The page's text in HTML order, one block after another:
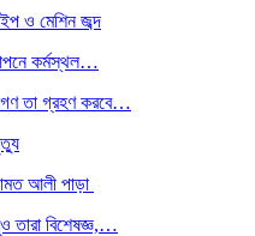
ও মেশিন জব্দ
কর্মস্থল…
তা গ্রহণ করবে…
আলী পাড়া
তারা বিশেষজ্ঞ,…